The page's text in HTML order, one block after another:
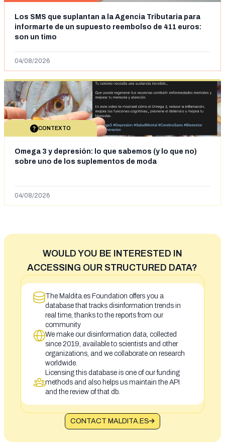
Los SMS que suplantan a la Agencia Tributaria para
informarte de un supuesto reembolso de 411 euros:
son un timo
04/08/2026
CONTEXTO
Omega 3 y depresión: lo que sabemos (y lo que no)
sobre uno de los suplementos de moda
04/08/2026
WOULD YOU BE INTERESTED IN
ACCESSING OUR STRUCTURED DATA?
The Maldita.es Foundation offers you a
database that tracks disinformation trends in
real time, thanks to the reports from our
community
We make our disinformation data, collected
since 2019, available to scientists and other
organizations, and we collaborate on research
worldwide.
Licensing this database is one of our funding
methods and also helps us maintain the API
and the review of that db.
CONTACT MALDITA.ES